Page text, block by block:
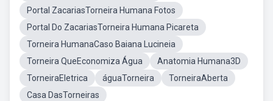
Portal ZacariasTorneira Humana Fotos
Portal Do ZacariasTorneira Humana Picareta
Torneira HumanaCaso Baiana Lucineia
Torneira QueEconomiza Água
Anatomia Humana3D
TorneiraEletrica
águaTorneira
TorneiraAberta
Casa DasTorneiras